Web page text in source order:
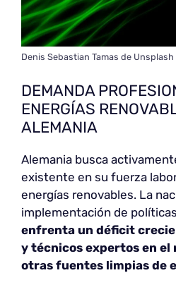
Denis Sebastian Tamas de Unsplash
DEMANDA
ENERGÍAS
ALEMANIA
Alemania busca
existente en su fuerza
energías renovables. La
implementación de
enfrenta un déficit
y técnicos expertos en el
otras fuentes limpias de